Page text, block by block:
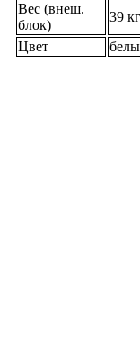
Вес (внеш.
блок)
39 кг
Цвет